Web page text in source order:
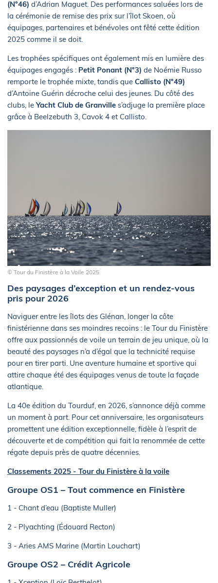
(N°46) d’Adrian Maguet. Des performances saluées lors de
la cérémonie de remise des prix sur l’îlot Skoen, où
équipages, partenaires et bénévoles ont fêté cette édition
2025 comme il se doit.
Les trophées spécifiques ont également mis en lumière des
équipages engagés : Petit Ponant (N°3) de Noémie Russo
remporte le trophée mixte, tandis que Callisto (N°49)
d’Antoine Guérin décroche celui des jeunes. Du côté des
clubs, leYacht Club de Granville s’adjuge la première place
grâce à Beelzebuth 3, Cavok 4 et Callisto.
© Tour du Finistère à la Voile 2025
Des paysages d’exception et un rendez-vous
pris pour 2026
Naviguer entre les îlots des Glénan, longer la côte
finistérienne dans ses moindres recoins : le Tour du Finistère
offre aux passionnés de voile un terrain de jeu unique, où la
beauté des paysages n’a d’égal que la technicité requise
pour en tirer parti. Une aventure humaine et sportive qui
attire chaque été des équipages venus de toute la façade
atlantique.
La 40e édition du Tourduf, en 2026, s’annonce déjà comme
un moment à part. Pour cet anniversaire, les organisateurs
promettent une édition exceptionnelle, fidèle à l’esprit de
découverte et de compétition qui fait la renommée de cette
régate depuis près de quatre décennies.
Classements 2025 - Tour du Finistère à la voile
Groupe OS1 – Tout commence en Finistère
1 - Chant d’eau (Baptiste Muller)
2 - Plyachting (Édouard Recton)
3 - Aries AMS Marine (Martin Louchart)
Groupe OS2 – Crédit Agricole